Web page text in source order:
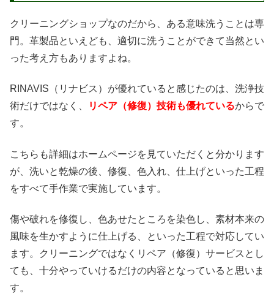
クリーニングショップなのだから、ある意味洗うことは専
門。革製品といえども、適切に洗うことができて当然とい
った考え方もありますよね。
RINAVIS（リナビス）が優れていると感じたのは、洗浄技
術だけではなく、
リペア（修復）技術も優れているからで
す。
こちらも詳細はホームページを見ていただくと分かります
が、洗いと乾燥の後、修復、色入れ、仕上げといった工程
をすべて手作業で実施しています。
傷や破れを修復し、色あせたところを染色し、素材本来の
風味を生かすように仕上げる、といった工程で対応してい
ます。クリーニングではなくリペア（修復）サービスとし
ても、十分やっていけるだけの内容となっていると思いま
す。